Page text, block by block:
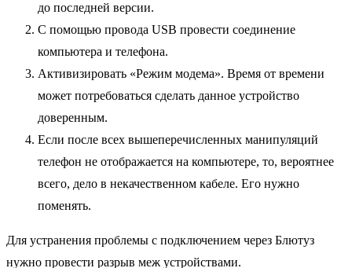
до последней версии.
С помощью провода USB провести соединение
компьютера и телефона.
Активизировать «Режим модема». Время от времени
может потребоваться сделать данное устройство
доверенным.
Если после всех вышеперечисленных манипуляций
телефон не отображается на компьютере, то, вероятнее
всего, дело в некачественном кабеле. Его нужно
поменять.
Для устранения проблемы с подключением через Блютуз
нужно провести разрыв меж устройствами.